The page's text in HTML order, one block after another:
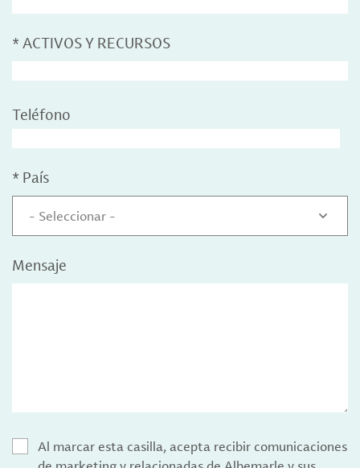
* ACTIVOS Y RECURSOS
Teléfono
* País
- Seleccionar -
Mensaje
Al marcar esta casilla, acepta recibir comunicaciones